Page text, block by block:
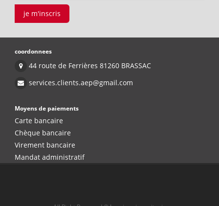
je m'inscris
coordonnees
44 route de Ferrières 81260 BRASSAC
services.clients.aep@gmail.com
Moyens de paiements
Carte bancaire
Chèque bancaire
Virement bancaire
Mandat administratif